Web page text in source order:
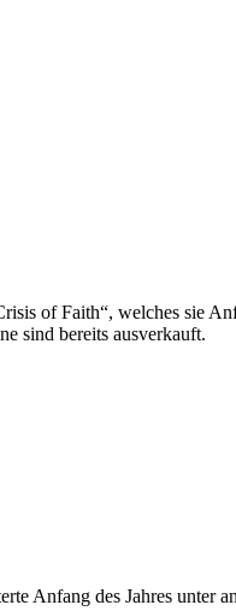
of Faith“, welches sie
sind bereits ausverkauft.
Anfang des Jahres unter